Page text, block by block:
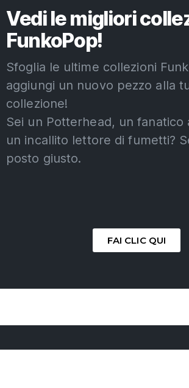
Vedi le migliori
FunkoPop!
Sfoglia le ultime collezioni
aggiungi un nuovo pezzo alla
collezione!
Sei un Potterhead, un fanatico
un incallito lettore di fumetti?
posto giusto.
FAI CLIC QUI